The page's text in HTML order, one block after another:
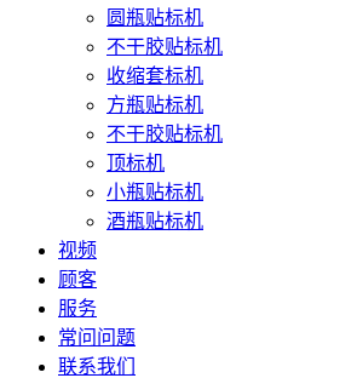
圆瓶贴标机
不干胶贴标机
收缩套标机
方瓶贴标机
不干胶贴标机
顶标机
小瓶贴标机
酒瓶贴标机
视频
顾客
服务
常问问题
联系我们